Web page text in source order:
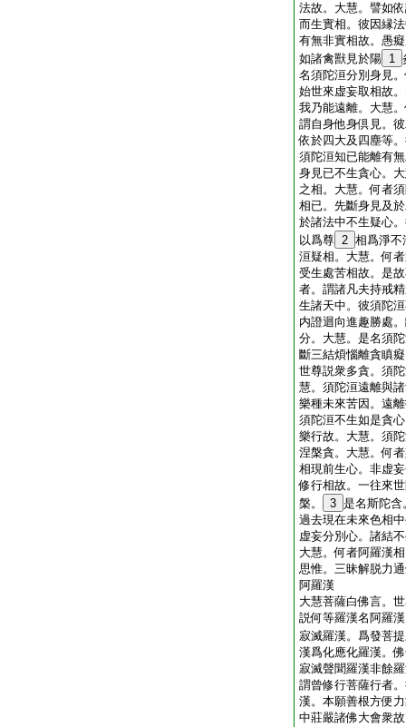
法故。大慧。譬如
而生實相。彼因縁
有無非實相故。愚
如諸禽獸見於陽 1
名須陀洹分別身見
始世來虚妄取相故
我乃能遠離。大慧
謂自身他身倶見。
依於四大及四塵等
須陀洹知已能離有
身見已不生貪心。
之相。大慧。何者
相已。先斷身見及
於諸法中不生疑心
以爲尊 2 相爲淨不
洹疑相。大慧。何
受生處苦相故。是
者。謂諸凡夫持戒
生諸天中。彼須陀
内證迴向進趣勝處
分。大慧。是名須
斷三結煩惱離貪瞋
世尊説衆多貪。須
慧。須陀洹遠離與
樂種未來苦因。遠
須陀洹不生如是貪
樂行故。大慧。須
涅槃貪。大慧。何
相現前生心。非虚
修行相故。一往來
槃。
3 是名斯陀含
過去現在未來色相
虚妄分別心。諸結
大慧。何者阿羅漢
思惟。三昧解脱力
阿羅漢
大慧菩薩白佛言。
説何等羅漢名阿羅
寂滅羅漢。爲發菩
漢爲化應化羅漢。
寂滅聲聞羅漢非餘
謂曾修行菩薩行者
漢。本願善根方便
中莊嚴諸佛大會衆